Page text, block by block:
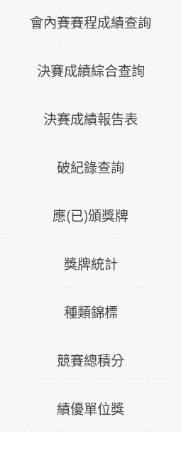
會內賽賽程成績查詢
決賽成績綜合查詢
決賽成績報告表
破紀錄查詢
應(已)頒獎牌
獎牌統計
種類錦標
競賽總積分
績優單位獎